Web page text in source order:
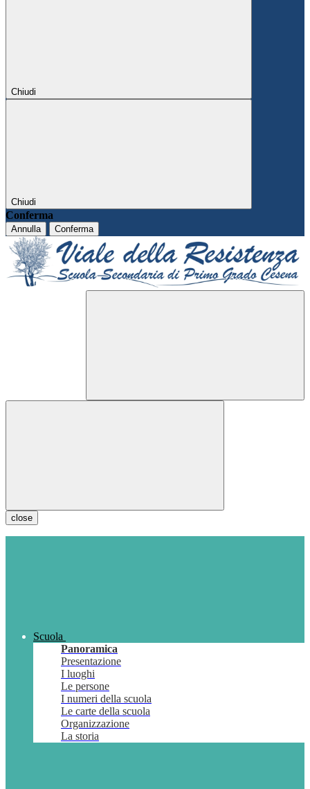
Chiudi
Chiudi
Conferma
Annulla Conferma
close
Scuola
Panoramica
Presentazione
I luoghi
Le persone
I numeri della scuola
Le carte della scuola
Organizzazione
La storia